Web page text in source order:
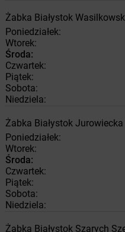
Żabka Białystok
Poniedziałek:
Wtorek:
Środa:
Czwartek:
Piątek:
Sobota:
Niedziela:
Żabka Białystok Jurowiecka
Poniedziałek:
Wtorek:
Środa:
Czwartek:
Piątek:
Sobota:
Niedziela:
Żabka Białystok Szarych